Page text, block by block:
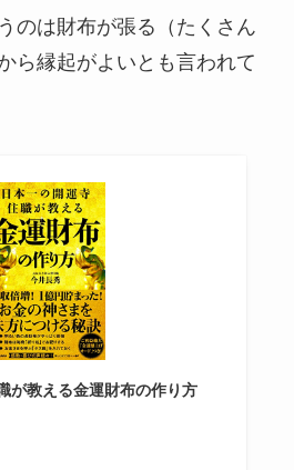
のは財布が張る（たくさん
ら縁起がよいとも言われて
が教える金運財布の作り方